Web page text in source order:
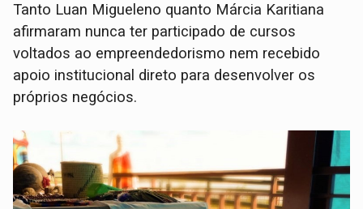
Tanto Luan Migueleno quanto Márcia Karitiana
afirmaram nunca ter participado de cursos
voltados ao empreendedorismo nem recebido
apoio institucional direto para desenvolver os
próprios negócios.